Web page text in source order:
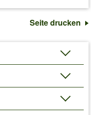
Seite drucken